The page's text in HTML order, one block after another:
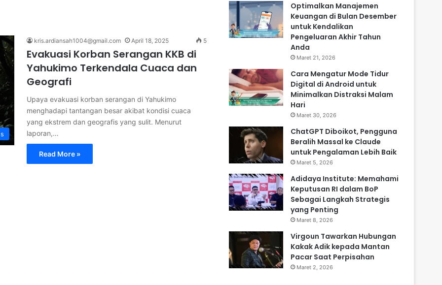
kris.ardiansah1004@gmail.com April 18, 2025 5
Evakuasi Korban Serangan KKB di
Yahukimo Terkendala Cuaca dan
Geografi
Upaya evakuasi korban serangan di Yahukimo
menghadapi tantangan besar akibat kondisi cuaca
yang ekstrem dan geografis yang sulit. Menurut
laporan,…
Read More »
Optimalkan Manajemen
Keuangan di Bulan Desember
untuk Kendalikan
Pengeluaran Akhir Tahun
Anda
Maret 21, 2026
Cara Mengatur Mode Tidur
Digital di Android untuk
Minimalkan Distraksi Malam
Hari
Maret 30, 2026
ChatGPT Diboikot, Pengguna
Beralih Massal ke Claude
untuk Pengalaman Lebih Baik
Maret 5, 2026
Adidaya Institute: Memahami
Keputusan RI dalam BoP
Sebagai Langkah Strategis
yang Penting
Maret 8, 2026
Virgoun Tawarkan Hubungan
Kakak Adik kepada Mantan
Pacar Saat Perpisahan
Maret 2, 2026